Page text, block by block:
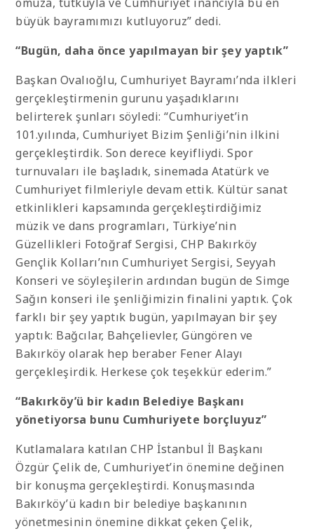
omuza, tutkuyla ve Cumhuriyet inancıyla bu en
büyük bayramımızı kutluyoruz” dedi.
“Bugün, daha önce yapılmayan bir şey yaptık”
Başkan Ovalıoğlu, Cumhuriyet Bayramı’nda ilkleri
gerçekleştirmenin gurunu yaşadıklarını
belirterek şunları söyledi: “Cumhuriyet’in
101.yılında, Cumhuriyet Bizim Şenliği’nin ilkini
gerçekleştirdik. Son derece keyifliydi. Spor
turnuvaları ile başladık, sinemada Atatürk ve
Cumhuriyet filmleriyle devam ettik. Kültür sanat
etkinlikleri kapsamında gerçekleştirdiğimiz
müzik ve dans programları, Türkiye’nin
Güzellikleri Fotoğraf Sergisi, CHP Bakırköy
Gençlik Kolları’nın Cumhuriyet Sergisi, Seyyah
Konseri ve söyleşilerin ardından bugün de Simge
Sağın konseri ile şenliğimizin finalini yaptık. Çok
farklı bir şey yaptık bugün, yapılmayan bir şey
yaptık: Bağcılar, Bahçelievler, Güngören ve
Bakırköy olarak hep beraber Fener Alayı
gerçekleşirdik. Herkese çok teşekkür ederim.”
“Bakırköy’ü bir kadın Belediye Başkanı
yönetiyorsa bunu Cumhuriyete borçluyuz”
Kutlamalara katılan CHP İstanbul İl Başkanı
Özgür Çelik de, Cumhuriyet’in önemine değinen
bir konuşma gerçekleştirdi. Konuşmasında
Bakırköy’ü kadın bir belediye başkanının
yönetmesinin önemine dikkat çeken Çelik,